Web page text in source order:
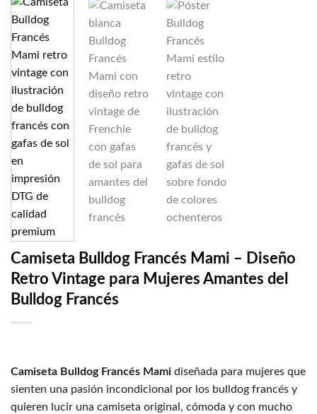
Camiseta Bulldog Francés Mami – Diseño
Retro Vintage para Mujeres Amantes del
Bulldog Francés
Camiseta Bulldog Francés Mami diseñada para mujeres que
sienten una pasión incondicional por los bulldog francés y
quieren lucir una camiseta original, cómoda y con mucho